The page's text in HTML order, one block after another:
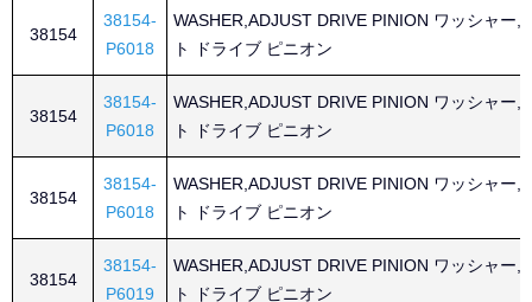
38154
38154-
P6018
WASHER,ADJUST DRIVE PINION ワッシャー,
ト ドライブ ピニオン
38154
38154-
P6018
WASHER,ADJUST DRIVE PINION ワッシャー,
ト ドライブ ピニオン
38154
38154-
P6018
WASHER,ADJUST DRIVE PINION ワッシャー,
ト ドライブ ピニオン
38154
38154-
P6019
WASHER,ADJUST DRIVE PINION ワッシャー,
ト ドライブ ピニオン